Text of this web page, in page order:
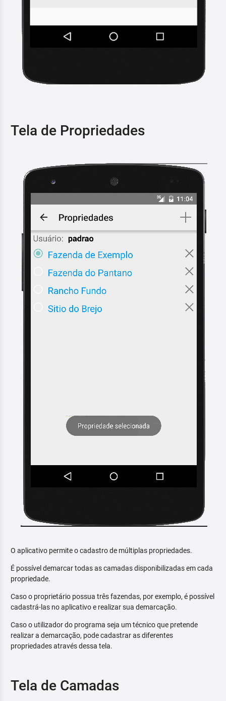
Tela de Propriedades
O aplicativo permite o cadastro de múltiplas propriedades.
É possível demarcar todas as camadas disponibilizadas em cada
propriedade.
Caso o proprietário possua três fazendas, por exemplo, é possível
cadastrá-las no aplicativo e realizar sua demarcação.
Caso o utilizador do programa seja um técnico que pretende
realizar a demarcação, pode cadastrar as diferentes
propriedades através dessa tela.
Tela de Camadas